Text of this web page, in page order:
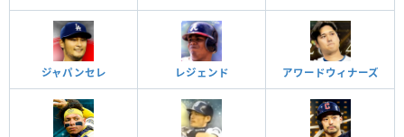
ジャパンセレ レジェンド アワードウィナーズ